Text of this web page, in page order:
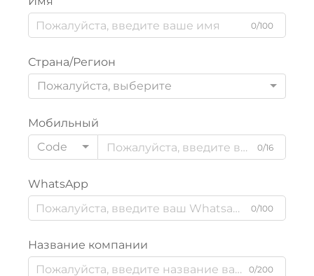
0/100
Страна/Регион
Пожалуйста, выберите
Мобильный
Code
0/16
WhatsApp
0/100
Название компании
0/200